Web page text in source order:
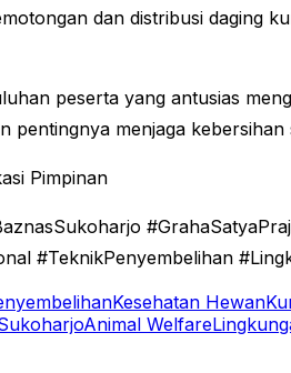
dan distribusi daging
peserta yang antusias
pentingnya menjaga
Pimpinan
#TeknikPenyembelihan
Kesehatan Hewan
Animal Welfare